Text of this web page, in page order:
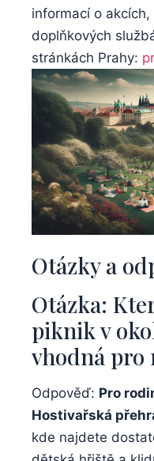
informací ​o
doplňkových
stránkách ⁣Prahy:
Otázky ⁢a
Otázka:
piknik‍ v
vhodná pro
Odpověď:‌ Pro
Hostivařská
kde najdete